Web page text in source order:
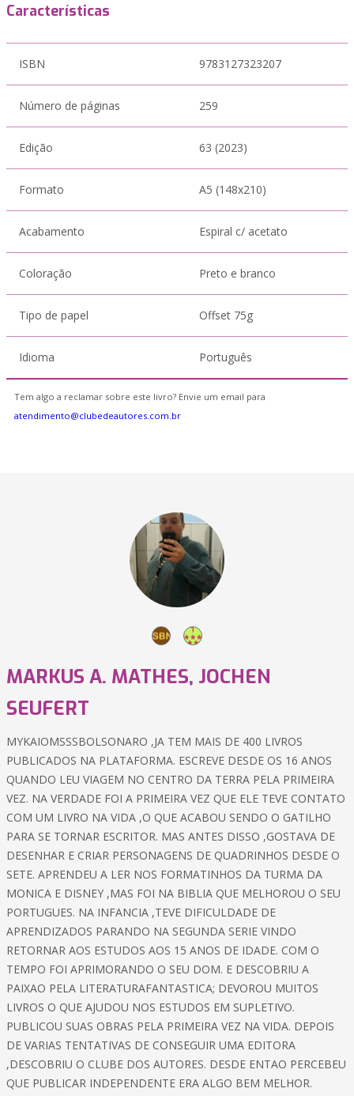
Características
ISBN 9783127323207
Número de páginas 259
Edição 63 (2023)
Formato A5 (148x210)
Acabamento Espiral c/ acetato
Coloração Preto e branco
Tipo de papel Offset 75g
Idioma Português
Tem algo a reclamar sobre este livro? Envie um email para
atendimento@clubedeautores.com.br
MARKUS A. MATHES, JOCHEN
SEUFERT
MYKAIOMSSSBOLSONARO ,JA TEM MAIS DE 400 LIVROS
PUBLICADOS NA PLATAFORMA. ESCREVE DESDE OS 16 ANOS
QUANDO LEU VIAGEM NO CENTRO DA TERRA PELA PRIMEIRA
VEZ. NA VERDADE FOI A PRIMEIRA VEZ QUE ELE TEVE CONTATO
COM UM LIVRO NA VIDA ,O QUE ACABOU SENDO O GATILHO
PARA SE TORNAR ESCRITOR. MAS ANTES DISSO ,GOSTAVA DE
DESENHAR E CRIAR PERSONAGENS DE QUADRINHOS DESDE O
SETE. APRENDEU A LER NOS FORMATINHOS DA TURMA DA
MONICA E DISNEY ,MAS FOI NA BIBLIA QUE MELHOROU O SEU
PORTUGUES. NA INFANCIA ,TEVE DIFICULDADE DE
APRENDIZADOS PARANDO NA SEGUNDA SERIE VINDO
RETORNAR AOS ESTUDOS AOS 15 ANOS DE IDADE. COM O
TEMPO FOI APRIMORANDO O SEU DOM. E DESCOBRIU A
PAIXAO PELA LITERATURAFANTASTICA; DEVOROU MUITOS
LIVROS O QUE AJUDOU NOS ESTUDOS EM SUPLETIVO.
PUBLICOU SUAS OBRAS PELA PRIMEIRA VEZ NA VIDA. DEPOIS
DE VARIAS TENTATIVAS DE CONSEGUIR UMA EDITORA
,DESCOBRIU O CLUBE DOS AUTORES. DESDE ENTAO PERCEBEU
QUE PUBLICAR INDEPENDENTE ERA ALGO BEM MELHOR.